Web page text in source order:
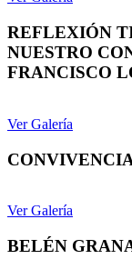
REFLEXIÓN
NUESTRO
FRANCISCO
Ver Galería
Ver Galería
BELÉN